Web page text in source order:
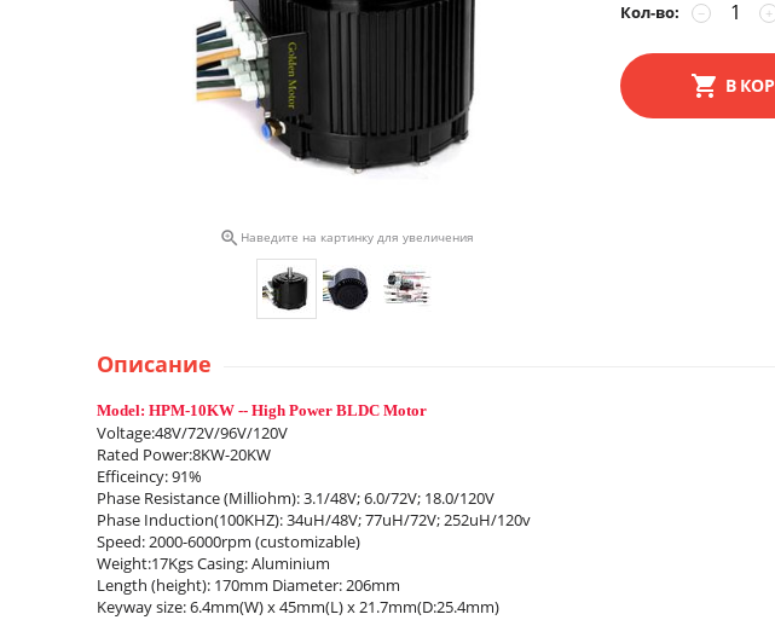
 Наведите на картинку для увеличения
Кол-во:
+
−
В
Описание
Model: HPM-10KW -- High Power BLDC Motor
Voltage:48V/72V/96V/120V
Rated Power:8KW-20KW
Efficeincy: 91%
Phase Resistance (Milliohm): 3.1/48V; 6.0/72V; 18.0/120V
Phase Induction(100KHZ): 34uH/48V; 77uH/72V; 252uH/120v
Speed: 2000-6000rpm (customizable)
Weight:17Kgs Casing: Aluminium
Length (height): 170mm Diameter: 206mm
Keyway size: 6.4mm(W) x 45mm(L) x 21.7mm(D:25.4mm)